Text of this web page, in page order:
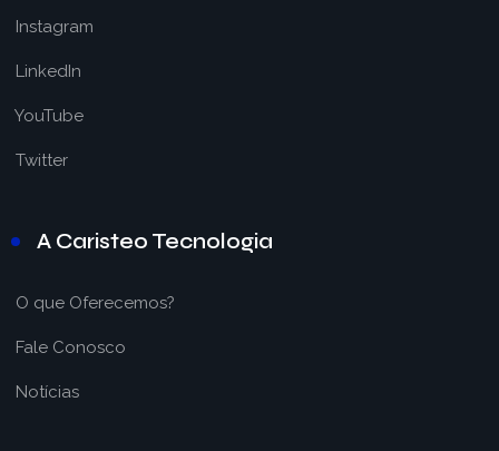
Instagram
LinkedIn
YouTube
Twitter
A Caristeo Tecnologia
O que Oferecemos?
Fale Conosco
Notícias